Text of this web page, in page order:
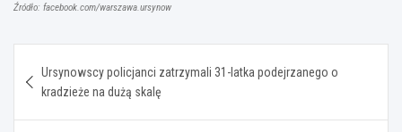
Źródło: facebook.com/warszawa.ursynow
wpisu
Ursynowscy policjanci zatrzymali 31-latka podejrzanego o
kradzieże na dużą skalę